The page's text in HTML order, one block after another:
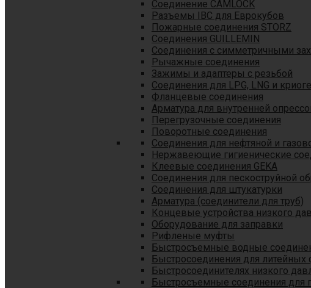
Соединение CAMLOCK
Разъемы IBC для Еврокубов
Пожарные соединения STORZ
Соединения GUILLEMIN
Соединения с симметричными
Рычажные соединения
Зажимы и адаптеры с резьбой
Соединения для LPG, LNG и
Фланцевые соединения
Арматура для внутренней
Перегрузочные соединения
Поворотные соединения
Соединения для нефтяной и
Нержавеющие гигиенические
Клеевые соединения GEKA
Соединения для пескоструйной
Cоединения для штукатурки
Арматура (соединители для труб)
Концевые устройства низкого
Оборудование для заправки
Рифленые муфты
Быстросъемные водные
Быстросоединения для литейных
Быстросоединителях низкого
Быстросъемные соединения для